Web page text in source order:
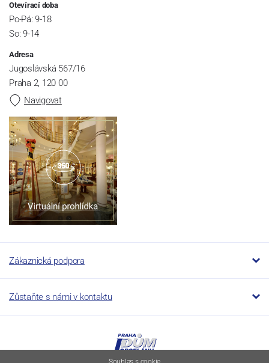
Otevírací doba
Po-Pá: 9-18
So: 9-14
Adresa
Jugoslávská 567/16
Praha 2, 120 00
Navigovat
Zákaznická podpora
Zůstaňte s námi v kontaktu